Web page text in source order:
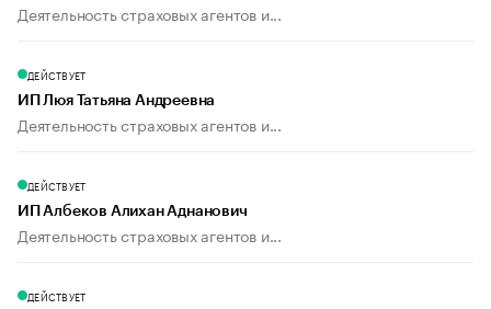
Деятельность страховых агентов и...
ДЕЙСТВУЕТ
ИП Люя Татьяна Андреевна
Деятельность страховых агентов и...
ДЕЙСТВУЕТ
ИП Албеков Алихан Аднанович
Деятельность страховых агентов и...
ДЕЙСТВУЕТ